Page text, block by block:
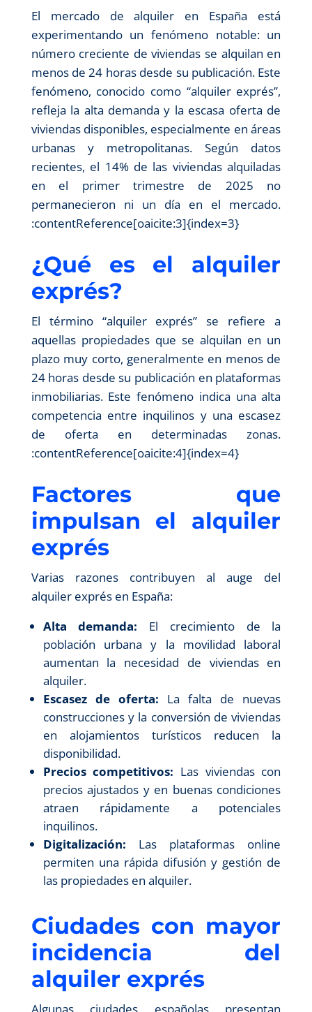
El mercado de alquiler en España está
experimentando un fenómeno notable: un
número creciente de viviendas se alquilan en
menos de 24 horas desde su publicación. Este
fenómeno, conocido como “alquiler exprés”,
refleja la alta demanda y la escasa oferta de
viviendas disponibles, especialmente en áreas
urbanas y metropolitanas. Según datos
recientes, el 14% de las viviendas alquiladas
en el primer trimestre de 2025 no
permanecieron ni un día en el mercado.​
:contentReference[oaicite:3]{index=3}
¿Qué es el alquiler
exprés?
El término “alquiler exprés” se refiere a
aquellas propiedades que se alquilan en un
plazo muy corto, generalmente en menos de
24 horas desde su publicación en plataformas
inmobiliarias. Este fenómeno indica una alta
competencia entre inquilinos y una escasez
de oferta en determinadas zonas.​
:contentReference[oaicite:4]{index=4}
Factores que
impulsan el alquiler
exprés
Varias razones contribuyen al auge del
alquiler exprés en España:
Alta demanda: El crecimiento de la
población urbana y la movilidad laboral
aumentan la necesidad de viviendas en
alquiler.
Escasez de oferta: La falta de nuevas
construcciones y la conversión de viviendas
en alojamientos turísticos reducen la
disponibilidad.
Precios competitivos: Las viviendas con
precios ajustados y en buenas condiciones
atraen rápidamente a potenciales
inquilinos.
Digitalización: Las plataformas online
permiten una rápida difusión y gestión de
las propiedades en alquiler.
Ciudades con mayor
incidencia del
alquiler exprés